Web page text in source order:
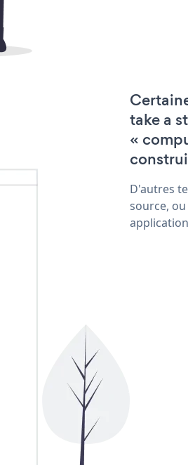
take a
«
D'autres
source,